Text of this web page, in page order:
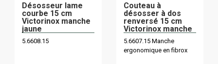
Désosseur lame
courbe 15 cm
Victorinox manche
jaune
5.6608.15
Couteau à
désosser à dos
renversé 15 cm
Victorinox manche
blanc
5.6607.15 Manche
ergonomique en fibrox